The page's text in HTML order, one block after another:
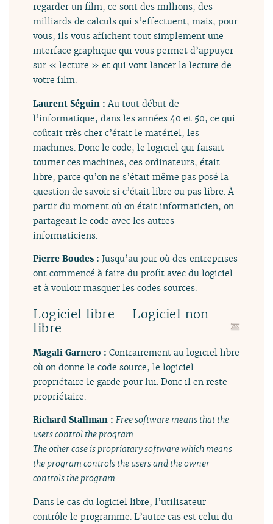
regarder un film, ce sont des millions, des
milliards de calculs qui s’effectuent, mais, pour
vous, ils vous affichent tout simplement une
interface graphique qui vous permet d’appuyer
sur « lecture » et qui vont lancer la lecture de
votre film.
Laurent Séguin :Au tout début de
l’informatique, dans les années 40 et 50, ce qui
coûtait très cher c’était le matériel, les
machines. Donc le code, le logiciel qui faisait
tourner ces machines, ces ordinateurs, était
libre, parce qu’on ne s’était même pas posé la
question de savoir si c’était libre ou pas libre. À
partir du moment où on était informaticien, on
partageait le code avec les autres
informaticiens.
Pierre Boudes :Jusqu’au jour où des entreprises
ont commencé à faire du profit avec du logiciel
et à vouloir masquer les codes sources.
Logiciel libre – Logiciel non
libre
Magali Garnero :Contrairement au logiciel libre
où on donne le code source, le logiciel
propriétaire le garde pour lui. Donc il en reste
propriétaire.
Richard Stallman :Free software means that the
users control the program.
The other case is propriatary software which means
the program controls the users and the owner
controls the program.
Dans le cas du logiciel libre, l’utilisateur
contrôle le programme. L’autre cas est celui du